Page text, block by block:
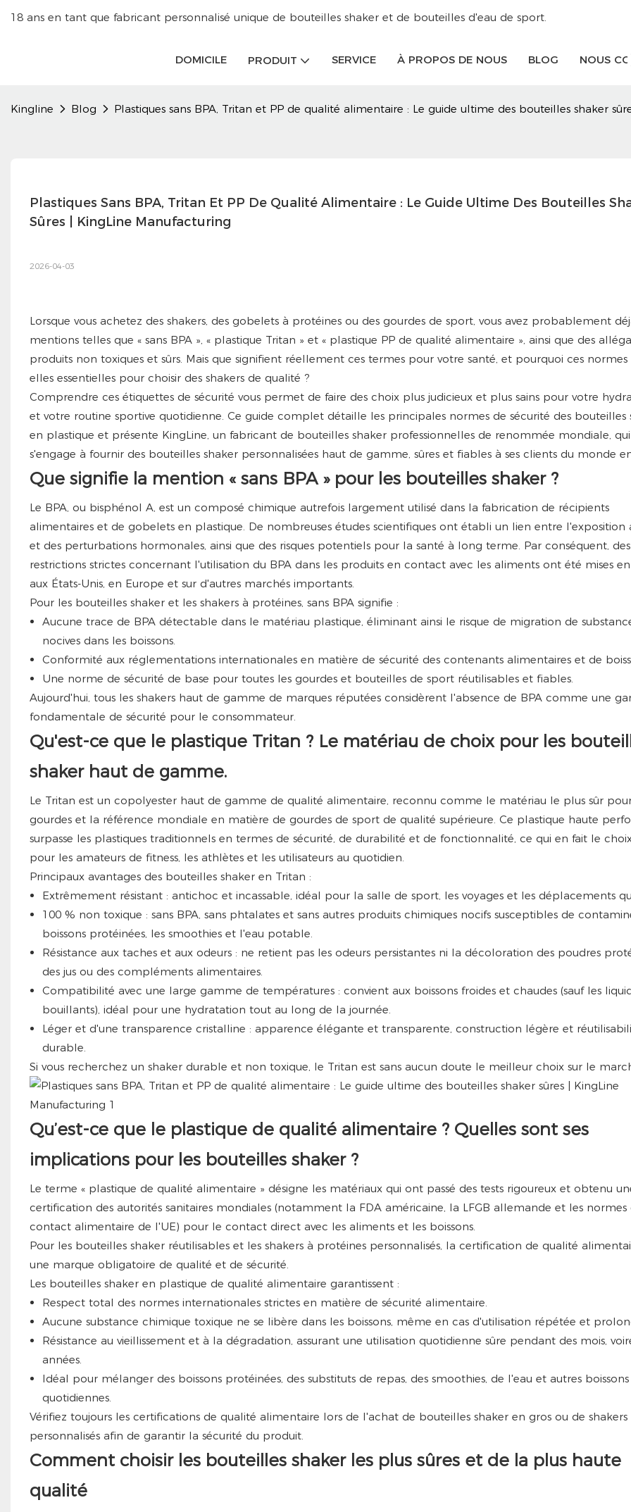
18 ans en tant que fabricant personnalisé unique de bouteilles shaker et de bouteilles d'eau de sport.
DOMICILE PRODUIT SERVICE À PROPOS DE NOUS BLOG NOUS
Kingline Blog Plastiques sans BPA, Tritan et PP de qualité alimentaire : Le guide ultime des bouteilles shaker
Plastiques Sans BPA, Tritan Et PP De Qualité Alimentaire : Le Guide Ultime Des Bouteilles
Sûres | KingLine Manufacturing
2026-04-03
Lorsque vous achetez des shakers, des gobelets à protéines ou des gourdes de sport, vous avez probablement
mentions telles que « sans BPA », « plastique Tritan » et « plastique PP de qualité alimentaire », ainsi que des
produits non toxiques et sûrs. Mais que signifient réellement ces termes pour votre santé, et pourquoi ces normes
elles essentielles pour choisir des shakers de qualité ?
Comprendre ces étiquettes de sécurité vous permet de faire des choix plus judicieux et plus sains pour votre
et votre routine sportive quotidienne. Ce guide complet détaille les principales normes de sécurité des bouteilles
en plastique et présente KingLine, un fabricant de bouteilles shaker professionnelles de renommée mondiale, qui
s'engage à fournir des bouteilles shaker personnalisées haut de gamme, sûres et fiables à ses clients du monde
Que signifie la mention « sans BPA » pour les bouteilles shaker ?
Le BPA, ou bisphénol A, est un composé chimique autrefois largement utilisé dans la fabrication de récipients
alimentaires et de gobelets en plastique. De nombreuses études scientifiques ont établi un lien entre l'exposition
et des perturbations hormonales, ainsi que des risques potentiels pour la santé à long terme. Par conséquent, des
restrictions strictes concernant l'utilisation du BPA dans les produits en contact avec les aliments ont été mises
aux États-Unis, en Europe et sur d'autres marchés importants.
Pour les bouteilles shaker et les shakers à protéines, sans BPA signifie :
Aucune trace de BPA détectable dans le matériau plastique, éliminant ainsi le risque de migration de
nocives dans les boissons.
Conformité aux réglementations internationales en matière de sécurité des contenants alimentaires et de
Une norme de sécurité de base pour toutes les gourdes et bouteilles de sport réutilisables et fiables.
Aujourd'hui, tous les shakers haut de gamme de marques réputées considèrent l'absence de BPA comme une
fondamentale de sécurité pour le consommateur.
Qu'est-ce que le plastique Tritan ? Le matériau de choix pour les
shaker haut de gamme.
Le Tritan est un copolyester haut de gamme de qualité alimentaire, reconnu comme le matériau le plus sûr
gourdes et la référence mondiale en matière de gourdes de sport de qualité supérieure. Ce plastique haute
surpasse les plastiques traditionnels en termes de sécurité, de durabilité et de fonctionnalité, ce qui en fait le
pour les amateurs de fitness, les athlètes et les utilisateurs au quotidien.
Principaux avantages des bouteilles shaker en Tritan :
Extrêmement résistant : antichoc et incassable, idéal pour la salle de sport, les voyages et les déplacements
100 % non toxique : sans BPA, sans phtalates et sans autres produits chimiques nocifs susceptibles de
boissons protéinées, les smoothies et l'eau potable.
Résistance aux taches et aux odeurs : ne retient pas les odeurs persistantes ni la décoloration des poudres
des jus ou des compléments alimentaires.
Compatibilité avec une large gamme de températures : convient aux boissons froides et chaudes (sauf les
bouillants), idéal pour une hydratation tout au long de la journée.
Léger et d'une transparence cristalline : apparence élégante et transparente, construction légère et
durable.
Si vous recherchez un shaker durable et non toxique, le Tritan est sans aucun doute le meilleur choix sur le
Qu’est-ce que le plastique de qualité alimentaire ? Quelles sont ses
implications pour les bouteilles shaker ?
Le terme « plastique de qualité alimentaire » désigne les matériaux qui ont passé des tests rigoureux et obtenu
certification des autorités sanitaires mondiales (notamment la FDA américaine, la LFGB allemande et les normes
contact alimentaire de l'UE) pour le contact direct avec les aliments et les boissons.
Pour les bouteilles shaker réutilisables et les shakers à protéines personnalisés, la certification de qualité
une marque obligatoire de qualité et de sécurité.
Les bouteilles shaker en plastique de qualité alimentaire garantissent :
Respect total des normes internationales strictes en matière de sécurité alimentaire.
Aucune substance chimique toxique ne se libère dans les boissons, même en cas d'utilisation répétée et
Résistance au vieillissement et à la dégradation, assurant une utilisation quotidienne sûre pendant des mois,
années.
Idéal pour mélanger des boissons protéinées, des substituts de repas, des smoothies, de l'eau et autres boissons
quotidiennes.
Vérifiez toujours les certifications de qualité alimentaire lors de l'achat de bouteilles shaker en gros ou de shakers
personnalisés afin de garantir la sécurité du produit.
Comment choisir les bouteilles shaker les plus sûres et de la plus haute
qualité